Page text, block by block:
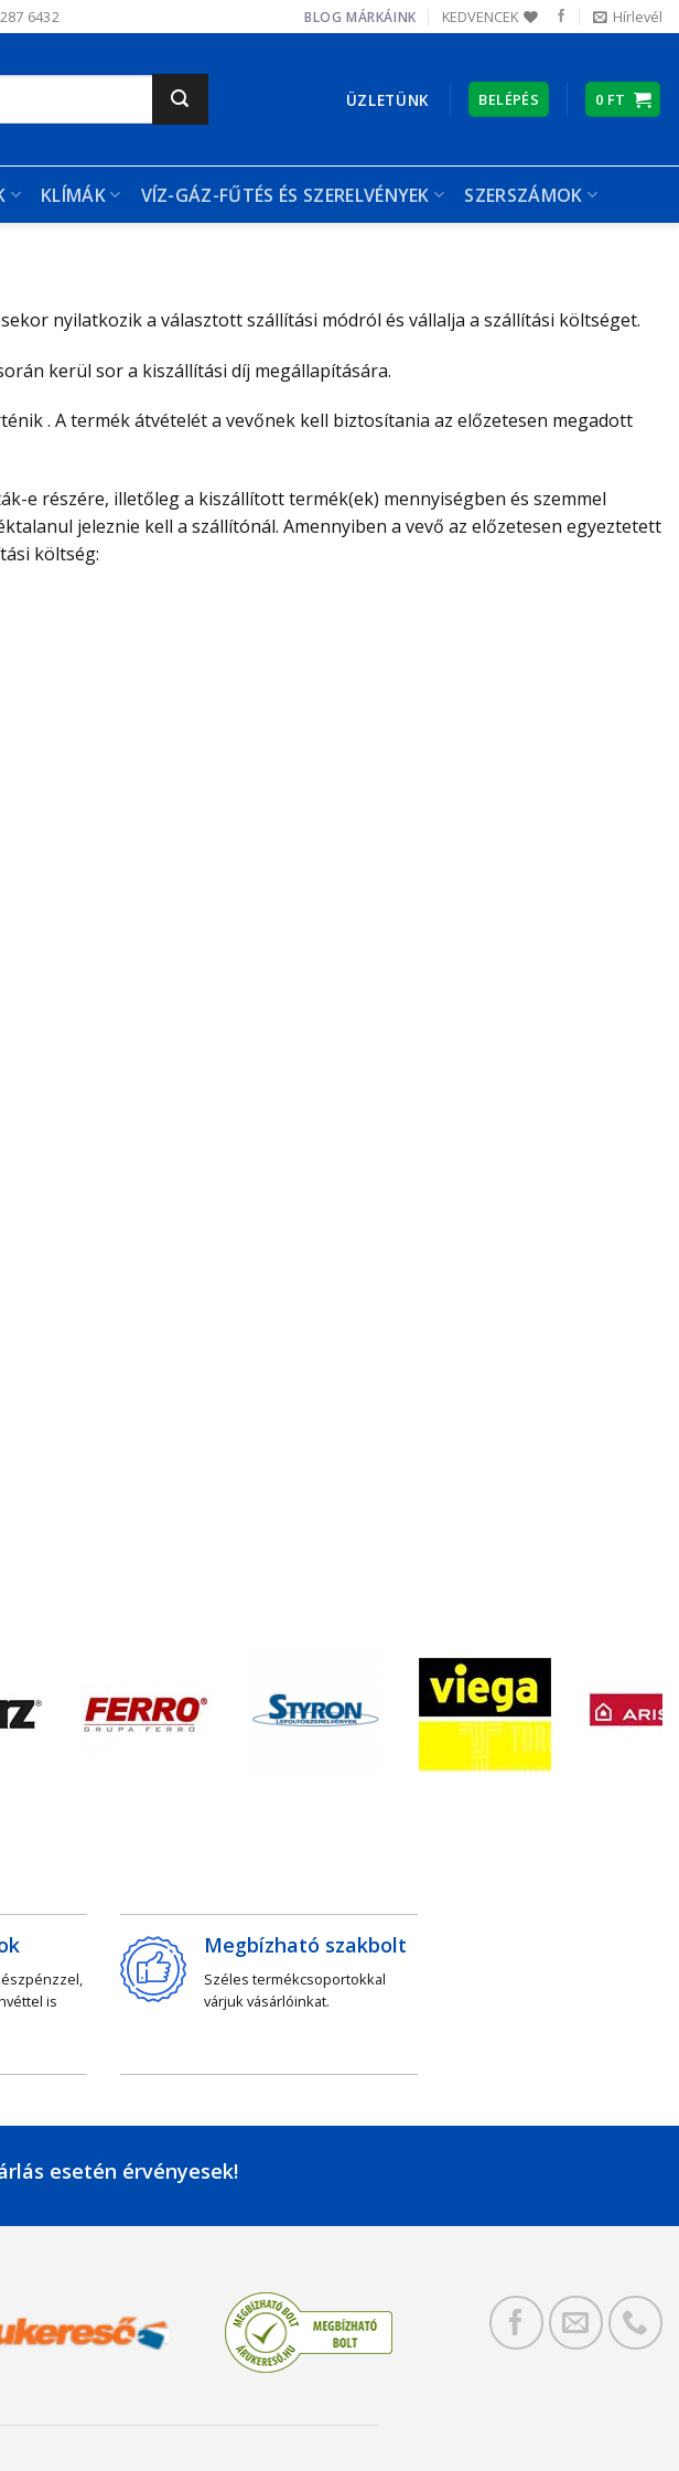
6432 BLOG MÁRKÁINK KEDVENCEK Hírlevél
ÜZLETÜNK BELÉPÉS 0 FT
KLÍMÁK VÍZ-GÁZ-FŰTÉS ÉS SZERELVÉNYEK SZERSZÁMOK
nyilatkozik a választott szállítási módról és vállalja a szállítási költséget.
kerül sor a kiszállítási díj megállapítására.
. A termék átvételét a vevőnek kell biztosítania az előzetesen megadott
e részére, illetőleg a kiszállított termék(ek) mennyiségben és szemmel
jeleznie kell a szállítónál. Amennyiben a vevő az előzetesen egyeztetett
költség:
is
Megbízható szakbolt
Széles termékcsoportokkal
várjuk vásárlóinkat.
esetén érvényesek!